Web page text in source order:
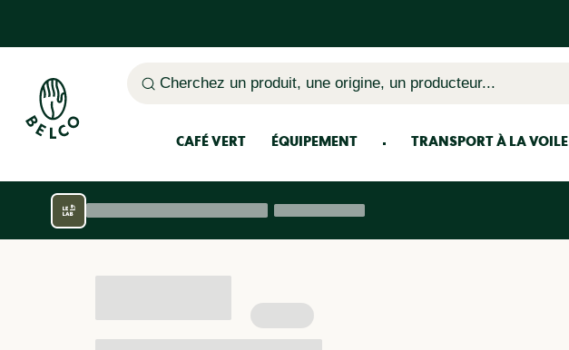
Cherchez un produit, une origine, un producteur...
CAFÉ VERT ÉQUIPEMENT TRANSPORT À LA VOILE